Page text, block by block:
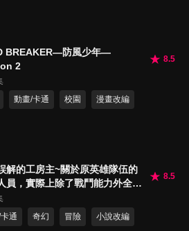
BREAKER—防風少年—
2
8.5
動畫/卡通 校園 漫畫改編
解的工房主~關於原英雄隊伍的
員，實際上除了戰鬥能力外全是
故事~
8.5
通
奇幻 冒險 小說改編